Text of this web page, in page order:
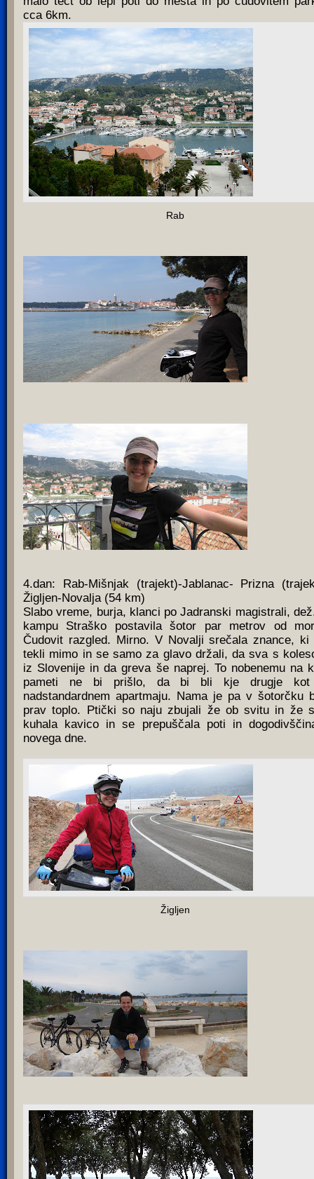
cca 6km.
Rab
4.dan: Rab-Mišnjak (trajekt)-Jablanac- Prizna
Žigljen-Novalja (54 km)
Slabo vreme, burja, klanci po Jadranski magistrali,
kampu Straško postavila šotor par metrov od
Čudovit razgled. Mirno. V Novalji srečala znance, ki
tekli mimo in se samo za glavo držali, da sva s
iz Slovenije in da greva še naprej. To nobenemu na
pameti ne bi prišlo, da bi bli kje drugje
nadstandardnem apartmaju. Nama je pa v šotorčku
prav toplo. Ptički so naju zbujali že ob svitu in že
kuhala kavico in se prepuščala poti in
novega dne.
Žigljen